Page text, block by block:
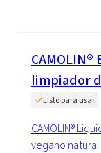
CAMOLIN®
limpiador
Listo para usar
CAMOLIN®
vegano natural